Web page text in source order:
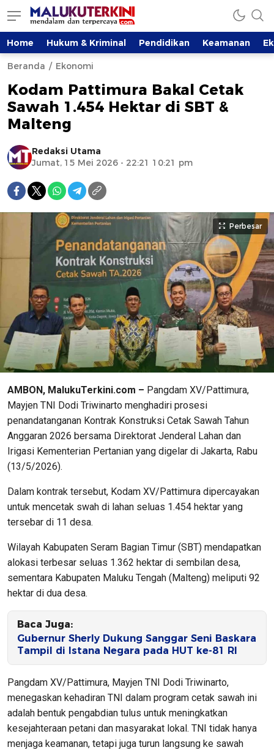
Home Hukum & Kriminal Pendidikan Keamanan
Beranda Ekonomi
Kodam Pattimura Bakal Cetak
Sawah 1.454 Hektar di SBT &
Malteng
Redaksi Utama
Jumat, 15 Mei 2026 - 22:21 10:21 pm
Perbesar
AMBON, MalukuTerkini.com – Pangdam XV/Pattimura,
Mayjen TNI Dodi Triwinarto menghadiri prosesi
penandatanganan Kontrak Konstruksi Cetak Sawah Tahun
Anggaran 2026 bersama Direktorat Jenderal Lahan dan
Irigasi Kementerian Pertanian yang digelar di Jakarta, Rabu
(13/5/2026).
​Dalam kontrak tersebut, Kodam XV/Pattimura dipercayakan
untuk mencetak swah di lahan seluas 1.454 hektar yang
tersebar di 11 desa.
Wilayah Kabupaten Seram Bagian Timur (SBT) mendapatkan
alokasi terbesar seluas 1.362 hektar di sembilan desa,
sementara Kabupaten Maluku Tengah (Malteng) meliputi 92
hektar di dua desa.
Baca Juga:
Gubernur Sherly Dukung Sanggar Seni Baskara
Tampil di Istana Negara pada HUT ke-81 RI
​Pangdam XV/Pattimura, Mayjen TNI Dodi Triwinarto,
menegaskan kehadiran TNI dalam program cetak sawah ini
adalah bentuk pengabdian tulus untuk meningkatkan
kesejahteraan petani dan masyarakat lokal. TNI tidak hanya
menjaga keamanan, tetapi juga turun langsung ke sawah